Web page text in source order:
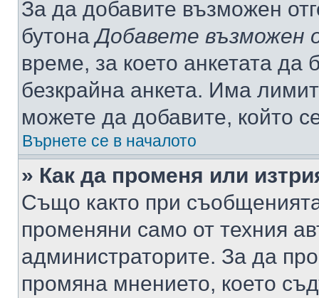
За да добавите възможен
бутонаДобавете възможен
време, за което анкетата да
безкрайна анкета. Има
можете да добавите, който
Върнете се в началото
» Как да променя или
Също както при
променяни само от техния
администраторите. За да
промяна мнението, което